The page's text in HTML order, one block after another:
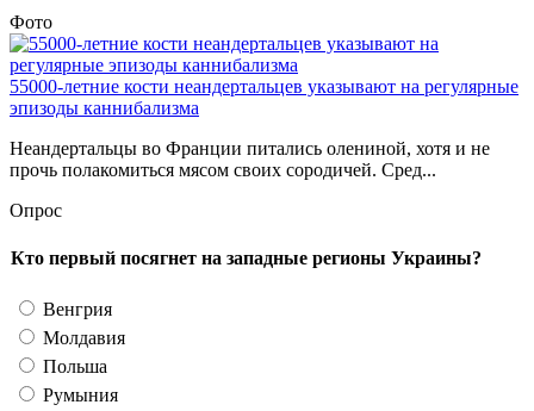
Фото
55000-летние кости неандертальцев указывают на регулярные
эпизоды каннибализма
Неандертальцы во Франции питались олениной, хотя и не
прочь полакомиться мясом своих сородичей. Сред...
Опрос
Кто первый посягнет на западные регионы Украины?
Венгрия
Молдавия
Польша
Румыния